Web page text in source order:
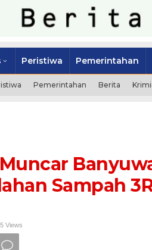
Peristiwa Pemerintahan
Pemerintahan Berita
Sampah
Views